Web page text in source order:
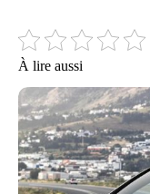
À lire aussi